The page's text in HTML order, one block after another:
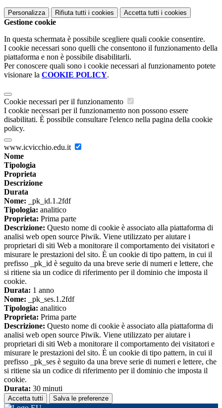
Personalizza Rifiuta tutti i cookies Accetta tutti i cookies
Gestione cookie
In questa schermata è possibile scegliere quali cookie consentire.
I cookie necessari sono quelli che consentono il funzionamento della
piattaforma e non è possibile disabilitarli.
Per conoscere quali sono i cookie necessari al funzionamento potete
visionare la COOKIE POLICY.
Cookie necessari per il funzionamento
I cookie necessari per il funzionamento non possono essere
disabilitati. È possibile consultare l'elenco nella pagina della cookie
policy.
www.icvicchio.edu.it
Nome
Tipologia
Proprieta
Descrizione
Durata
Nome: _pk_id.1.2fdf
Tipologia: analitico
Proprieta: Prima parte
Descrizione: Questo nome di cookie è associato alla piattaforma di
analisi web open source Piwik. Viene utilizzato per aiutare i
proprietari di siti Web a monitorare il comportamento dei visitatori e
misurare le prestazioni del sito. È un cookie di tipo pattern, in cui il
prefisso _pk_id è seguito da una breve serie di numeri e lettere, che
si ritiene sia un codice di riferimento per il dominio che imposta il
cookie.
Durata: 1 anno
Nome: _pk_ses.1.2fdf
Tipologia: analitico
Proprieta: Prima parte
Descrizione: Questo nome di cookie è associato alla piattaforma di
analisi web open source Piwik. Viene utilizzato per aiutare i
proprietari di siti Web a monitorare il comportamento dei visitatori e
misurare le prestazioni del sito. È un cookie di tipo pattern, in cui il
prefisso _pk_ses è seguito da una breve serie di numeri e lettere, che
si ritiene sia un codice di riferimento per il dominio che imposta il
cookie.
Durata: 30 minuti
Accetta tutti Salva le preferenze